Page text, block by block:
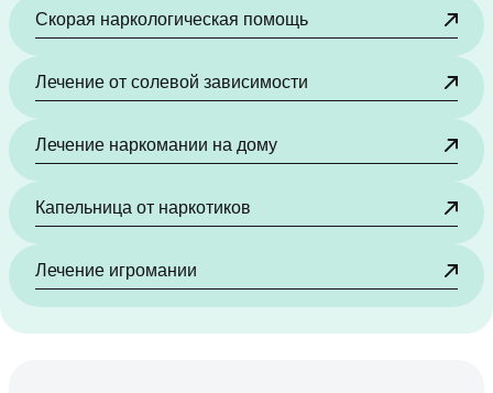
Скорая наркологическая помощь
Лечение от солевой зависимости
Лечение наркомании на дому
Капельница от наркотиков
Лечение игромании